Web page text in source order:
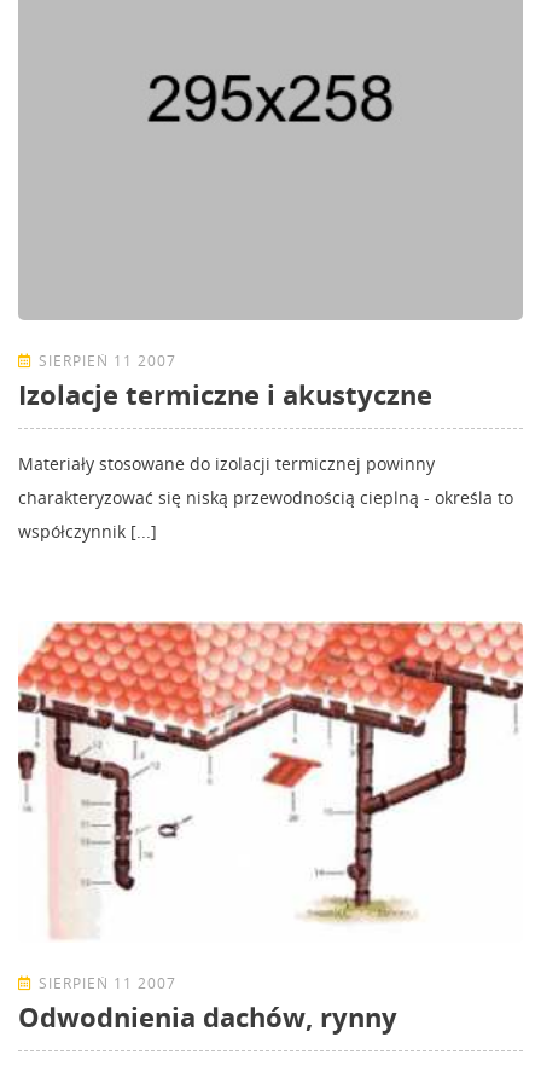
SIERPIEŃ 11 2007
Izolacje termiczne i akustyczne
Materiały stosowane do izolacji termicznej powinny
charakteryzować się niską przewodnością cieplną - określa to
współczynnik [...]
SIERPIEŃ 11 2007
Odwodnienia dachów, rynny